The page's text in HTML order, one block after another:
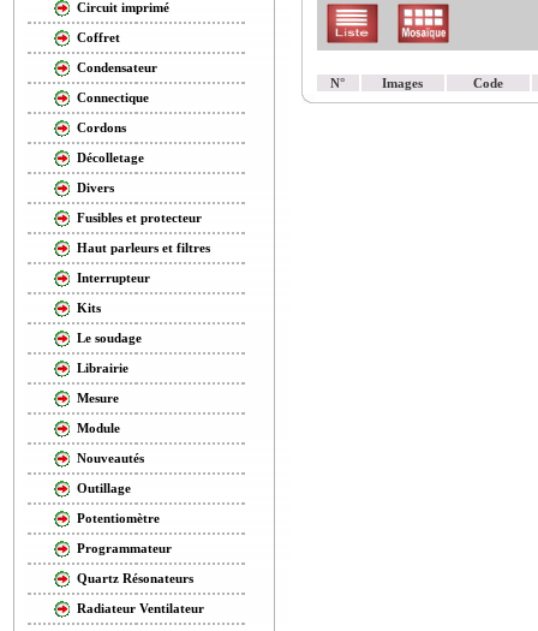
Circuit imprimé
Coffret
Condensateur
Connectique
Cordons
Décolletage
Divers
Fusibles et protecteur
Haut parleurs et filtres
Interrupteur
Kits
Le soudage
Librairie
Mesure
Module
Nouveautés
Outillage
Potentiomètre
Programmateur
Quartz Résonateurs
Radiateur Ventilateur
N° Images Code